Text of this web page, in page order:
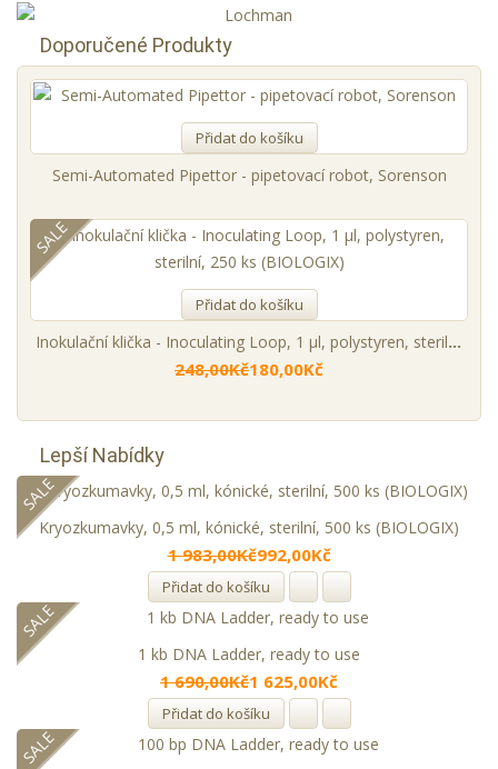
Doporučené Produkty
Přidat do košíku
Semi-Automated Pipettor - pipetovací robot, Sorenson
SALE
Přidat do košíku
Inokulační klička - Inoculating Loop, 1 µl, polystyren, sterilní, 250 ks (BIOLOGIX)
248,00Kč180,00Kč
Lepší Nabídky
SALE
Kryozkumavky, 0,5 ml, kónické, sterilní, 500 ks (BIOLOGIX)
1 983,00Kč992,00Kč
Přidat do košíku
SALE
1 kb DNA Ladder, ready to use
1 690,00Kč1 625,00Kč
Přidat do košíku
SALE